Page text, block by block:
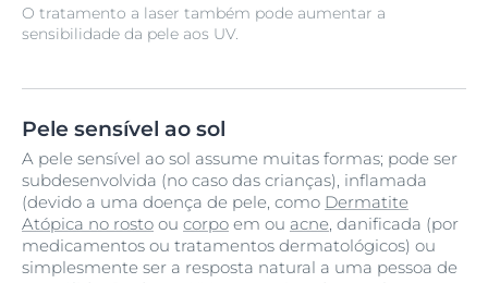
O tratamento a laser também pode aumentar a
sensibilidade da pele aos UV.
Pele sensível ao sol
A pele sensível ao sol assume muitas formas; pode ser
subdesenvolvida (no caso das crianças), inflamada
(devido a uma doença de pele, como Dermatite
Atópica no rosto ou corpo em ou acne, danificada (por
medicamentos ou tratamentos dermatológicos) ou
simplesmente ser a resposta natural a uma pessoa de